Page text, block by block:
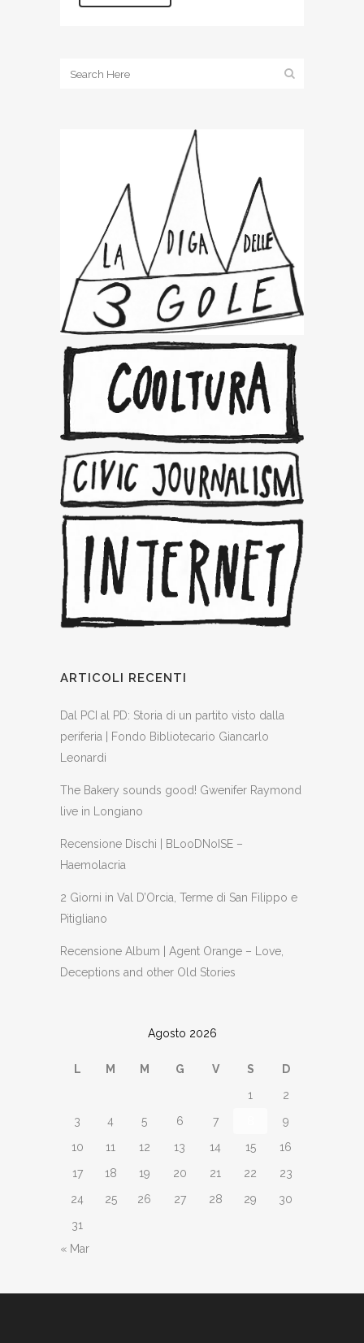
ARTICOLI RECENTI
Dal PCI al PD: Storia di un partito visto dalla
periferia | Fondo Bibliotecario Giancarlo
Leonardi
The Bakery sounds good! Gwenifer Raymond
live in Longiano
Recensione Dischi | BLooDNoISE –
Haemolacria
2 Giorni in Val D’Orcia, Terme di San Filippo e
Pitigliano
Recensione Album | Agent Orange – Love,
Deceptions and other Old Stories
Agosto 2026
L M M G V S
D
1
2
3
4 5 6 7
9
10
11 12 13 14 15
16
17
18 19 20 21 22
23
24
25 26 27 28 29
30
31
« Mar